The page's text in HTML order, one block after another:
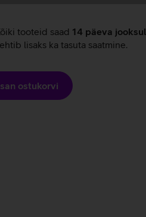
tooteid saad 14 päeva jooksul
lisaks ka tasuta saatmine.
ostukorvi